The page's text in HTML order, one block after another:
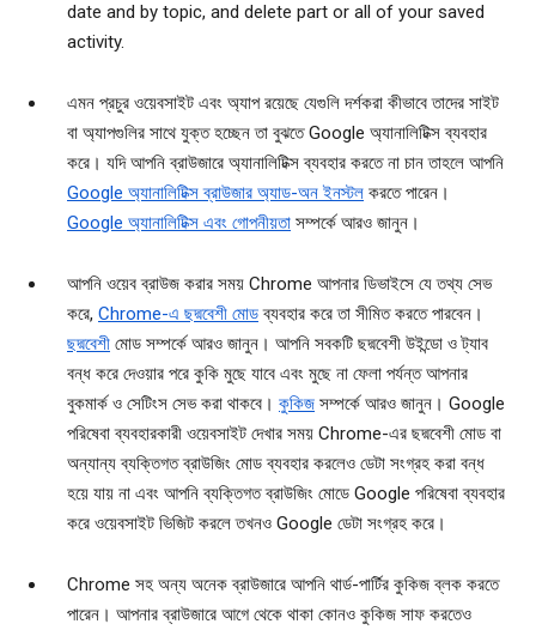
date and by topic, and delete part or all of your saved
activity.
এমন প্রচুর ওয়েবসাইট এবং অ্যাপ রয়েছে যেগুলি দর্শকরা কীভাবে তাদের সাইট
বা অ্যাপগুলির সাথে যুক্ত হচ্ছেন তা বুঝতে Google অ্যানালিটিক্স ব্যবহার
করে। যদি আপনি ব্রাউজারে অ্যানালিটিক্স ব্যবহার করতে না চান তাহলে আপনি
Google অ্যানালিটিক্স ব্রাউজার অ্যাড-অন ইনস্টল করতে পারেন।
Google অ্যানালিটিক্স এবং গোপনীয়তা সম্পর্কে আরও জানুন।
আপনি ওয়েব ব্রাউজ করার সময় Chrome আপনার ডিভাইসে যে তথ্য সেভ
করে, Chrome-এ ছদ্মবেশী মোডব্যবহার করে তা সীমিত করতে পারবেন।
ছদ্মবেশী মোড সম্পর্কে আরও জানুন। আপনি সবকটি ছদ্মবেশী উইন্ডো ও ট্যাব
বন্ধ করে দেওয়ার পরে কুকি মুছে যাবে এবং মুছে না ফেলা পর্যন্ত আপনার
বুকমার্ক ও সেটিংস সেভ করা থাকবে। কুকিজ সম্পর্কে আরও জানুন। Google
পরিষেবা ব্যবহারকারী ওয়েবসাইট দেখার সময় Chrome-এর ছদ্মবেশী মোড বা
অন্যান্য ব্যক্তিগত ব্রাউজিং মোড ব্যবহার করলেও ডেটা সংগ্রহ করা বন্ধ
হয়ে যায় না এবং আপনি ব্যক্তিগত ব্রাউজিং মোডে Google পরিষেবা ব্যবহার
করে ওয়েবসাইট ভিজিট করলে তখনও Google ডেটা সংগ্রহ করে।
Chrome সহ অন্য অনেক ব্রাউজারে আপনি থার্ড-পার্টির কুকিজ ব্লক করতে
পারেন। আপনার ব্রাউজারে আগে থেকে থাকা কোনও কুকিজ সাফ করতেও